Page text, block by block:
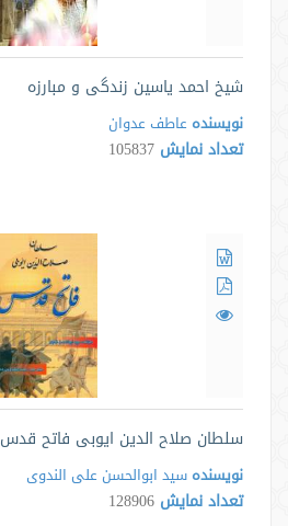
شیخ احمد یاسین زندگی و مبارزه
نویسنده عاطف عدوان
تعداد نمایش 105837
سلطان صلاح الدین ایوبی فاتح قدس
نویسنده سید ابوالحسن علی الندوی
تعداد نمایش 128906